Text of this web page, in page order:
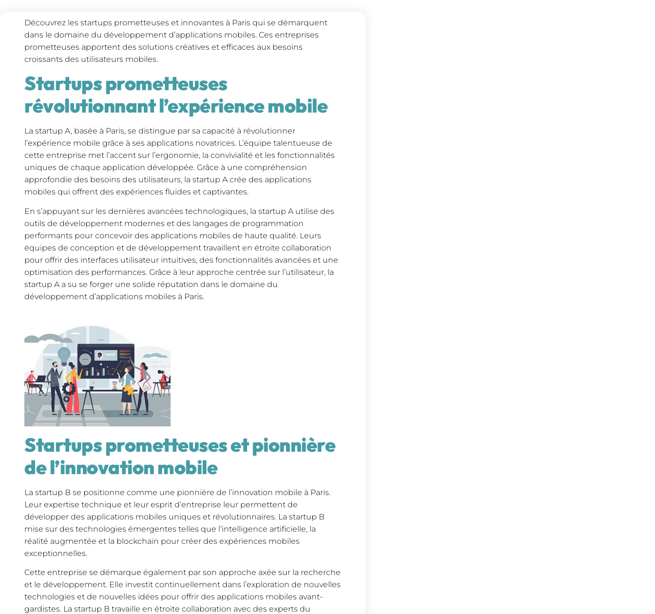
Découvrez les startups prometteuses et innovantes à Paris qui se démarquent
dans le domaine du développement d’applications mobiles. Ces entreprises
prometteuses apportent des solutions créatives et efficaces aux besoins
croissants des utilisateurs mobiles.
Startups prometteuses
révolutionnant l’expérience mobile
La startup A, basée à Paris, se distingue par sa capacité à révolutionner
l’expérience mobile grâce à ses applications novatrices. L’équipe talentueuse de
cette entreprise met l’accent sur l’ergonomie, la convivialité et les fonctionnalités
uniques de chaque application développée. Grâce à une compréhension
approfondie des besoins des utilisateurs, la startup A crée des applications
mobiles qui offrent des expériences fluides et captivantes.
En s’appuyant sur les dernières avancées technologiques, la startup A utilise des
outils de développement modernes et des langages de programmation
performants pour concevoir des applications mobiles de haute qualité. Leurs
équipes de conception et de développement travaillent en étroite collaboration
pour offrir des interfaces utilisateur intuitives, des fonctionnalités avancées et une
optimisation des performances. Grâce à leur approche centrée sur l’utilisateur, la
startup A a su se forger une solide réputation dans le domaine du
développement d’applications mobiles à Paris.
Startups prometteuses et pionnière
de l’innovation mobile
La startup B se positionne comme une pionnière de l’innovation mobile à Paris.
Leur expertise technique et leur esprit d’entreprise leur permettent de
développer des applications mobiles uniques et révolutionnaires. La startup B
mise sur des technologies émergentes telles que l’intelligence artificielle, la
réalité augmentée et la blockchain pour créer des expériences mobiles
exceptionnelles.
Cette entreprise se démarque également par son approche axée sur la recherche
et le développement. Elle investit continuellement dans l’exploration de nouvelles
technologies et de nouvelles idées pour offrir des applications mobiles avant-
gardistes. La startup B travaille en étroite collaboration avec des experts du